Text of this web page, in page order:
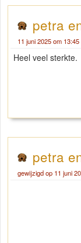
petra
11 juni 2025 om 13:45
Heel veel sterkte.
petra
gewijzigd op 11 juni